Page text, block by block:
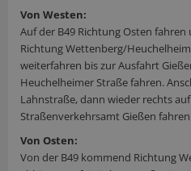
Von Westen:
Auf der B49 Richtung Osten
Richtung Wettenberg/
weiterfahren bis zur Ausfahrt
Heuchelheimer Straße fahren.
Lahnstraße, dann wieder rechts
Straßenverkehrsamt Gießen
Von Osten:
Von der B49 kommend Richtung